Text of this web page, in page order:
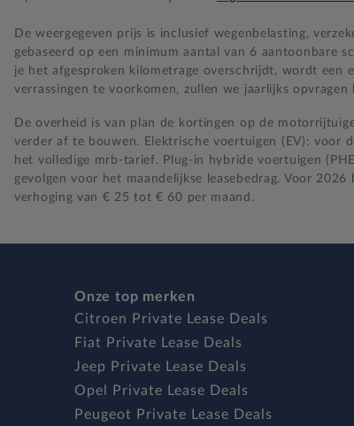
De weergegeven prijs is inclusief wegenbelasting,
gebaseerd op een minimum aantal van 6 aantoonbare
je het afgesproken kilometrage overschrijdt, wordt een
verrassingen te voorkomen, zullen we jaarlijks
De overheid is van plan de kortingen op de
verder af te bouwen. Elektrische voertuigen (EV): voor
het volledige mrb-tarief. Plug-in hybride voertuigen
gevolgen voor het maandelijkse leasebedrag. Voor
verhoging van € 25 tot € 60 per maand.
Onze top merken
Citroen Private Lease Deals
Fiat Private Lease Deals
Jeep Private Lease Deals
Opel Private Lease Deals
Peugeot Private Lease Deals